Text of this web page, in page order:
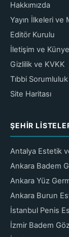
Hakkımızda
Yayın İlkeleri ve
Editör Kurulu
İletişim ve Künye
Gizlilik ve KVKK
Tıbbi
Site Haritası
ŞEHIR
Antalya Estetik
Ankara Badem
Ankara Yüz
Ankara Burun
İstanbul Penis
İzmir Badem